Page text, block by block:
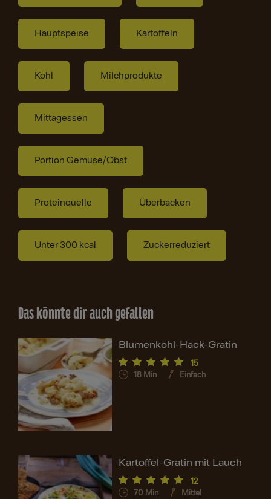
Hauptspeise Kartoffeln
Kohl Milchprodukte
Mittagessen
Portion Gemüse/Obst
Proteinquelle Überbacken
Unter 300 kcal Zuckerreduziert
Das könnte dir auch gefallen
Blumenkohl-Hack-Gratin
15
18 Min Einfach
Kartoffel-Gratin mit Lauch
12
70 Min Mittel